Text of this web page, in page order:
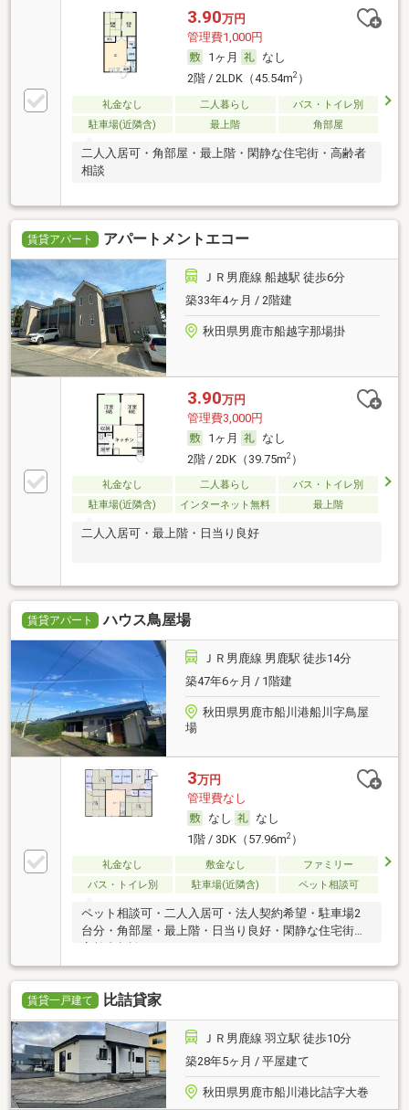
3.90万円
管理費1,000円
1ヶ月
なし
2階 / 2LDK（45.54m2）
礼金なし 二人暮らし
バス・トイレ別
駐車場(近隣含)
最上階 角部屋
二人入居可・角部屋・最上階・閑静な住宅街・高齢者
相談
賃貸アパート アパートメントエコー
ＪＲ男鹿線 船越駅 徒歩6分
築33年4ヶ月 / 2階建
秋田県男鹿市船越字那場掛
3.90万円
管理費3,000円
1ヶ月
なし
2階 / 2DK（39.75m2）
礼金なし 二人暮らし
バス・トイレ別
駐車場(近隣含)
インターネット無料 最上階
二人入居可・最上階・日当り良好
賃貸アパート ハウス鳥屋場
ＪＲ男鹿線 男鹿駅 徒歩14分
築47年6ヶ月 / 1階建
秋田県男鹿市船川港船川字鳥屋
場
3万円
管理費なし
なし
なし
1階 / 3DK（57.96m2）
礼金なし 敷金なし
ファミリー
バス・トイレ別
駐車場(近隣含) ペット相談可
ペット相談可・二人入居可・法人契約希望・駐車場2
台分・角部屋・最上階・日当り良好・閑静な住宅街・
賃貸一戸建て 比詰貸家
ＪＲ男鹿線 羽立駅 徒歩10分
築28年5ヶ月 / 平屋建て
秋田県男鹿市船川港比詰字大巻